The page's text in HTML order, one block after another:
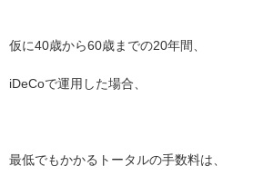
仮に40歳から60歳までの20年間、
iDeCoで運用した場合、
最低でもかかるトータルの手数料は、